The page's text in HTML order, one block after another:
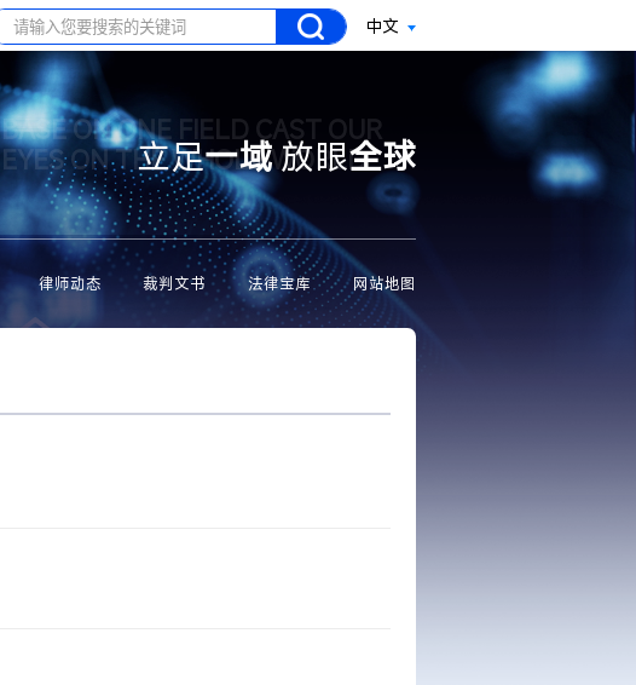
中文
BASE ON ONE FIELD CAST OUR
EYES ON THE WHOLE WORLD
立足一域放眼全球
律师动态 裁判文书 法律宝库 网站地图